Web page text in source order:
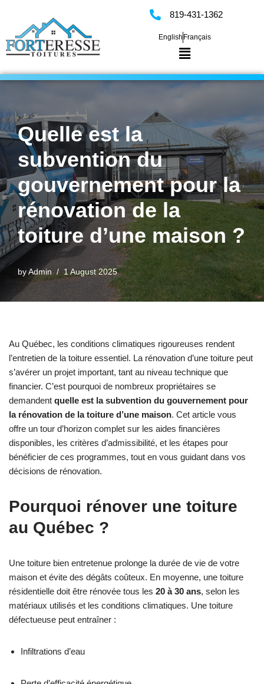
Skip
to
content
819-431-1362
English Français
Quelle est la
subvention du
gouvernement pour la
rénovation de la
toiture d’une maison ?
by Admin 1 August 2025
Au Québec, les conditions climatiques rigoureuses rendent
l’entretien de la toiture essentiel. La rénovation d’une toiture peut
s’avérer un projet important, tant au niveau technique que
financier. C’est pourquoi de nombreux propriétaires se
demandent quelle est la subvention du gouvernement pour
la rénovation de la toiture d’une maison. Cet article vous
offre un tour d’horizon complet sur les aides financières
disponibles, les critères d’admissibilité, et les étapes pour
bénéficier de ces programmes, tout en vous guidant dans vos
décisions de rénovation.
Pourquoi rénover une toiture
au Québec ?
Une toiture bien entretenue prolonge la durée de vie de votre
maison et évite des dégâts coûteux. En moyenne, une toiture
résidentielle doit être rénovée tous les 20 à 30 ans, selon les
matériaux utilisés et les conditions climatiques. Une toiture
défectueuse peut entraîner :
Infiltrations d’eau